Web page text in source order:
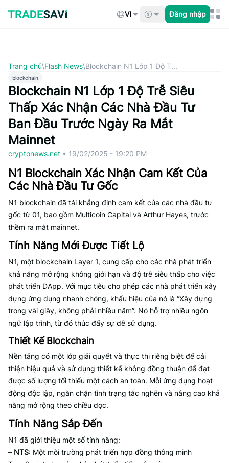
qua
nội
VI Đăng nhập
Trang chủ\Flash News\Blockchain N1 Lớp 1 Độ T...
blockchain
Blockchain N1 Lớp 1 Độ Trễ Siêu
Thấp Xác Nhận Các Nhà Đầu Tư
Ban Đầu Trước Ngày Ra Mắt
Mainnet
cryptonews.net • 19/02/2025 - 19:20 PM
N1 Blockchain Xác Nhận Cam Kết Của
Các Nhà Đầu Tư Gốc
N1 blockchain đã tái khẳng định cam kết của các nhà đầu tư
gốc từ 01, bao gồm Multicoin Capital và Arthur Hayes, trước
thềm ra mắt mainnet.
Tính Năng Mới Được Tiết Lộ
N1, một blockchain Layer 1, cung cấp cho các nhà phát triển
khả năng mở rộng không giới hạn và độ trễ siêu thấp cho việc
phát triển DApp. Với mục tiêu cho phép các nhà phát triển xây
dựng ứng dụng nhanh chóng, khẩu hiệu của nó là “Xây dựng
trong vài giây, không phải nhiều năm”. Nó hỗ trợ nhiều ngôn
ngữ lập trình, từ đó thúc đẩy sự dễ sử dụng.
Thiết Kế Blockchain
Nền tảng có một lớp giải quyết và thực thi riêng biệt để cải
thiện hiệu quả và sử dụng thiết kế không đồng thuận để đạt
được số lượng tối thiểu một cách an toàn. Mỗi ứng dụng hoạt
động độc lập, ngăn chặn tình trạng tắc nghẽn và nâng cao khả
năng mở rộng theo chiều dọc.
Tính Năng Sắp Đến
N1 đã giới thiệu một số tính năng:
– NTS: Một môi trường phát triển hợp đồng thông minh